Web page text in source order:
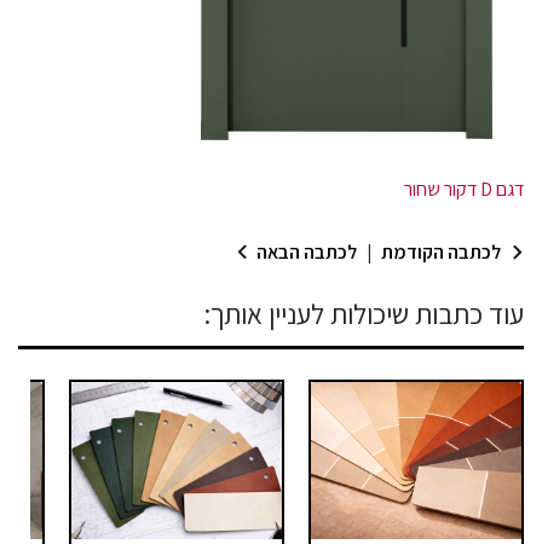
דגם D דקור שחור
לכתבה הקודמת | לכתבה הבאה
עוד כתבות שיכולות לעניין אותך: